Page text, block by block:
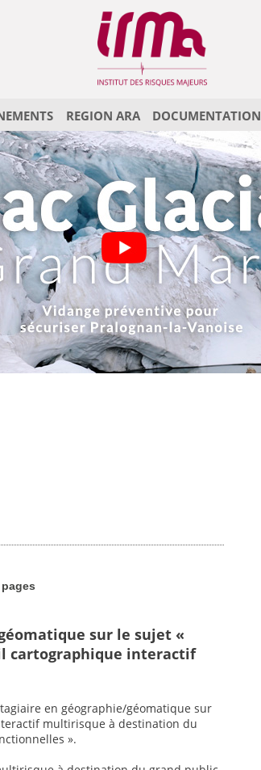
REGION ARA DOCUMENTATION
sur le sujet «
cartographique interactif
en géographie/géomatique sur
multirisque à destination du
».